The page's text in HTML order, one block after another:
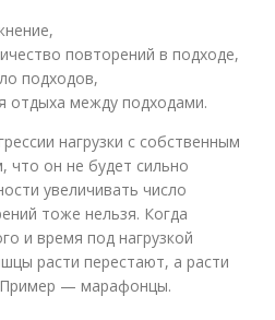
повторений в подходе,
подходов,
отдыха между подходами.
нагрузки с собственным
что он не будет сильно
увеличивать число
тоже нельзя. Когда
и время под нагрузкой
расти перестают, а расти
Пример — марафонцы.